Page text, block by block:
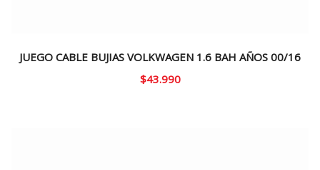
JUEGO CABLE BUJIAS VOLKWAGEN 1.6 BAH AÑOS 00/16
$43.990